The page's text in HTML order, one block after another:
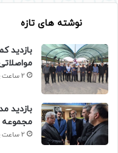
نوشته های تازه
بازدید
2 ساعت پیش
بازدید
مجموعه
2 ساعت پیش